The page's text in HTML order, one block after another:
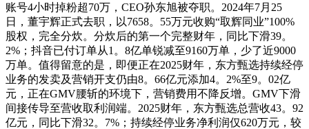
账号4小时掉粉超70万，CEO孙东旭被夺职。2024年7月25
日，董宇辉正式去职，以7658。55万元收购“取辉同业”100%
股权，完全分炊。分炊后的第一个完整财年，同比下滑39。
2%；抖音已付订单从1。8亿单锐减至9160万单，少了近9000
万单。值得留意的是，即便正在2025财年，东方甄选持续经停
业务的发卖及营销开支仍由8。66亿元添加4。2%至9。02亿
元，正在GMV腰斩的环境下，营销费用不降反增。GMV下滑
间接传导至营收取利润端。2025财年，东方甄选总营收43。92
亿元，同比下滑32。7%；持续经停业务净利润仅620万元，较